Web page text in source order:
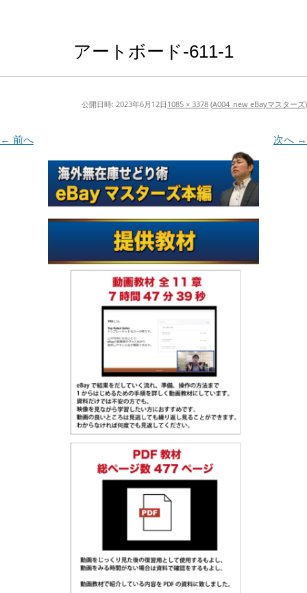
アートボード-611-1
公開日時: 2023年6月12日 1085 × 3378 (A004_new eBayマスターズ)
← 前へ 次へ →